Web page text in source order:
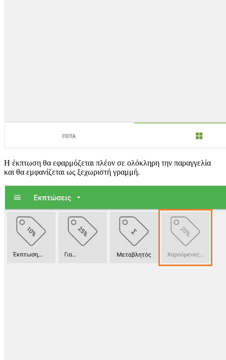
Η έκπτωση θα εφαρμόζεται πλέον σε ολόκληρη την παραγγελία
και θα εμφανίζεται ως ξεχωριστή γραμμή.